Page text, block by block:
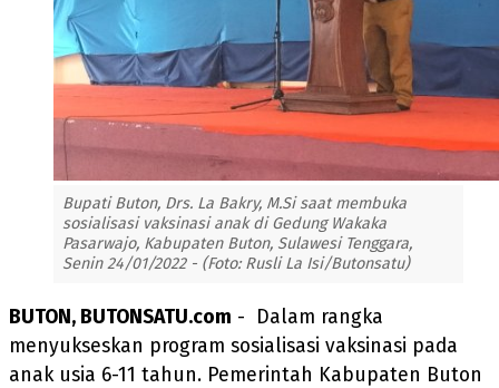
Bupati Buton, Drs. La Bakry, M.Si saat membuka
sosialisasi vaksinasi anak di Gedung Wakaka
Pasarwajo, Kabupaten Buton, Sulawesi Tenggara,
Senin 24/01/2022 - (Foto: Rusli La Isi/Butonsatu)
BUTON, BUTONSATU.com - Dalam rangka
menyukseskan program sosialisasi vaksinasi pada
anak usia 6-11 tahun. Pemerintah Kabupaten Buton